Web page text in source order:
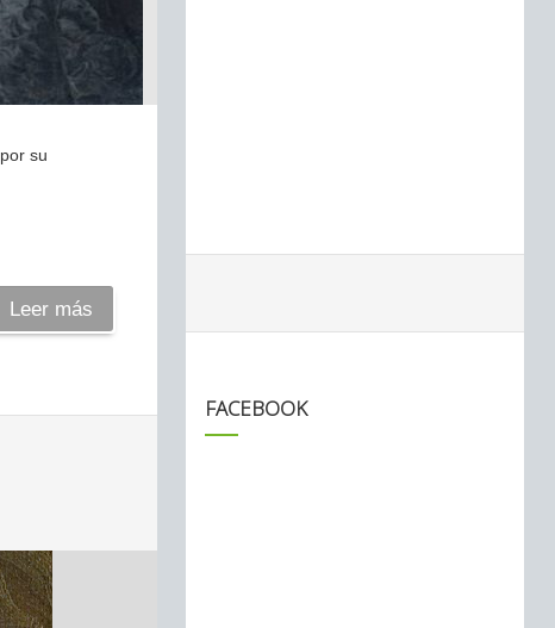
su
Leer más
FACEBOOK